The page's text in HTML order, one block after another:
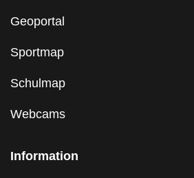
Geoportal
Sportmap
Schulmap
Webcams
Information